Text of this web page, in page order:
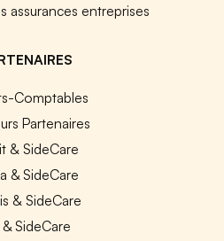
assurances entreprises
Comptables
Partenaires
& SideCare
& SideCare
& SideCare
& SideCare